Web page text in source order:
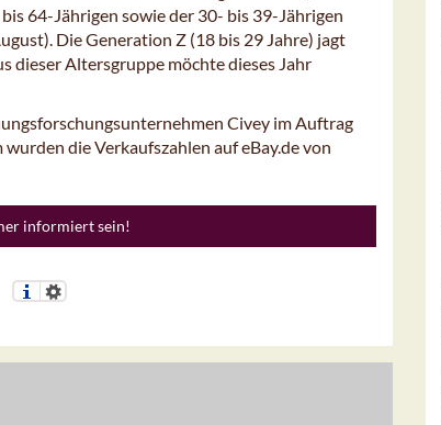
64-Jährigen sowie der 30- bis 39-Jährigen
Die Generation Z (18 bis 29 Jahre) jagt
dieser Altersgruppe möchte dieses Jahr
Civey im Auftrag
die Verkaufszahlen auf eBay.de von
informiert sein!